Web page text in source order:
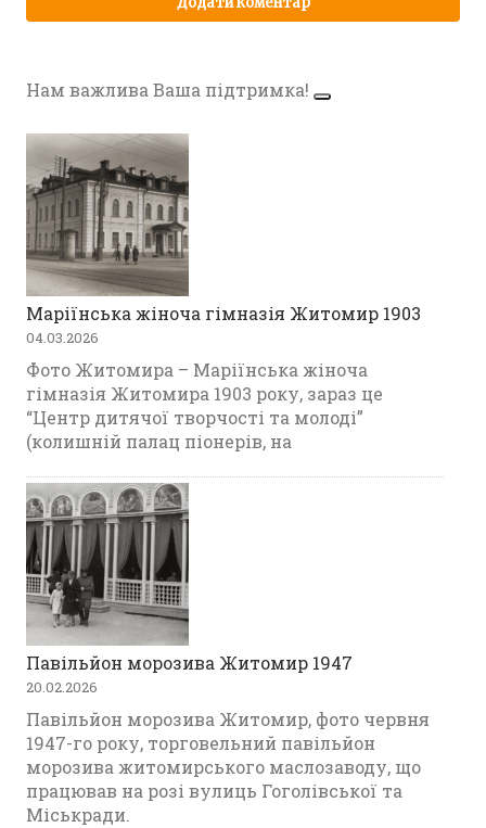
Нам важлива Ваша підтримка!
Маріїнська жіноча гімназія Житомир 1903
04.03.2026
Фото Житомира – Маріїнська жіноча
гімназія Житомира 1903 року, зараз це
“Центр дитячої творчості та молоді”
(колишній палац піонерів, на
Павільйон морозива Житомир 1947
20.02.2026
Павільйон морозива Житомир, фото червня
1947-го року, торговельний павільйон
морозива житомирського маслозаводу, що
працював на розі вулиць Гоголівської та
Міськради.